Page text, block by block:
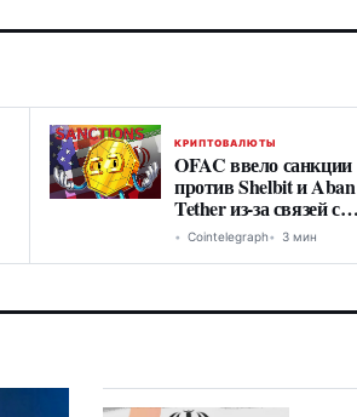
КРИПТОВАЛЮТЫ
OFAC ввело санкции
против Shelbit и Aban
Tether из-за связей с
Ираном
Cointelegraph 3 мин